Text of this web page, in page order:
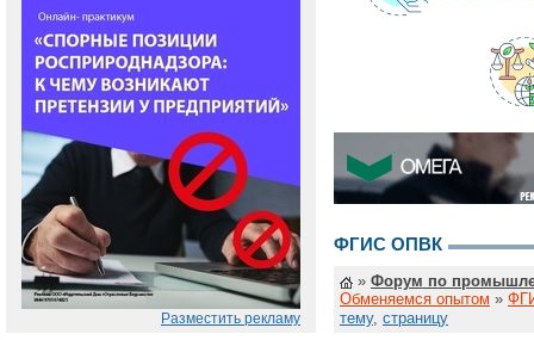
Разместить рекламу
ФГИС ОПВК
» Форум по
Обменяемся опытом »
тему, страницу